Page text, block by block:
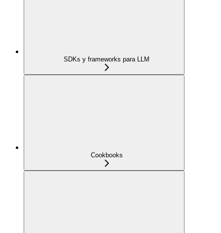
SDKs y frameworks para LLM
Cookbooks